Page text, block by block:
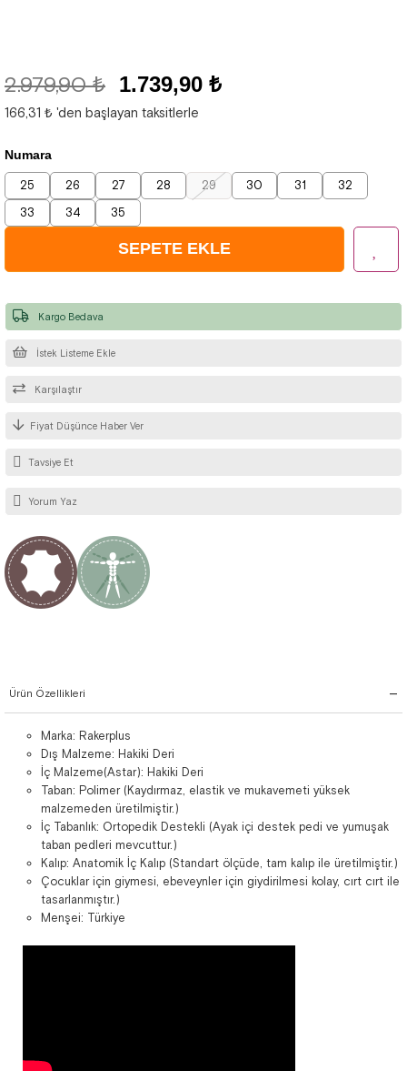
2.979,90 ₺ 1.739,90 ₺
166,31 ₺ 'den başlayan taksitlerle
Numara
25 26 27 28 29 30 31
32
33
34 35
İstek Listeme Ekle
Karşılaştır
Fiyat Düşünce Haber Ver
Kargo Bedava
Tavsiye Et
Yorum Yaz
Ürün Özellikleri
Marka: Rakerplus
Dış Malzeme: Hakiki Deri
İç Malzeme(Astar): Hakiki Deri
Taban: Polimer (Kaydırmaz, elastik ve mukavemeti yüksek
malzemeden üretilmiştir.)
İç Tabanlık: Ortopedik Destekli (Ayak içi destek pedi ve yumuşak
taban pedleri mevcuttur.)
Kalıp: Anatomik İç Kalıp (Standart ölçüde, tam kalıp ile üretilmiştir.)
Çocuklar için giymesi, ebeveynler için giydirilmesi kolay, cırt cırt ile
tasarlanmıştır.)
Menşei: Türkiye